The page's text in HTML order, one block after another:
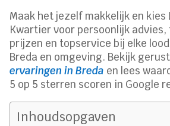
Maak het jezelf makkelijk en kies
Kwartier voor persoonlijk
prijzen en topservice bij elke
Breda en omgeving. Bekijk
ervaringen in Breda en lees
5 op 5 sterren scoren in Google
Inhoudsopgaven